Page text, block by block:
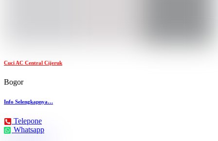
Cuci AC Central Cijeruk
Bogor
Info Selengkapnya…
Telepone
Whatsapp